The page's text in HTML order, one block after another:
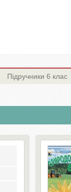
Підручники 6 клас